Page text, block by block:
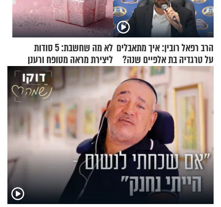
הרב רפאל רובין: איך מתאבלים
על טרגדיה בת אלפיים שנה?
לא מה שחשבת: 5 סודות
ליצירת מראה מטופח ורענן